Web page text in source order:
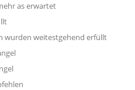
as erwartet
wurden weitestgehend erfüllt